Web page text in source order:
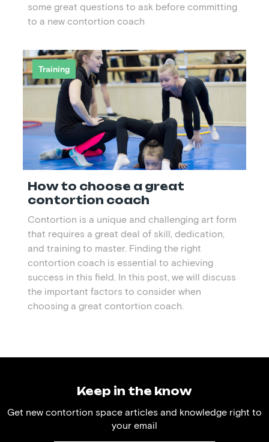
some great questions to ask before committing
to a new contortion coach
Training
How to choose a great
contortion coach
Contortion is a unique and challenging art form
that requires a great deal of skill, dedication,
and training to master. Finding the right
contortion coach is essential to achieving
success in this field. In this post, we will discuss
the important factors to consider when
choosing a great contortion coach.
Keep in the know
Get new contortion space articles and knowledge right to
your email